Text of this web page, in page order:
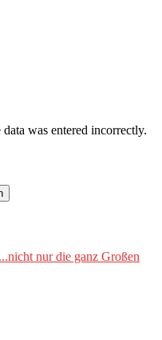
was entered incorrectly.
nur die ganz Großen